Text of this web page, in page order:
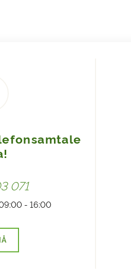
071
- 16:00
ÅPNES I NY FANE)